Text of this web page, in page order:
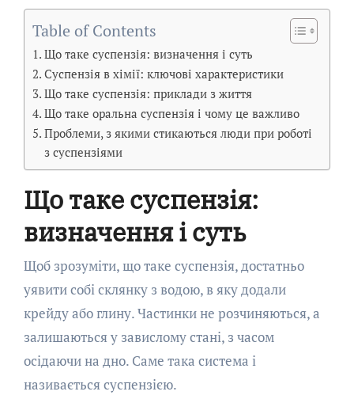
Table of Contents
Що таке суспензія: визначення і суть
Суспензія в хімії: ключові характеристики
Що таке суспензія: приклади з життя
Що таке оральна суспензія і чому це важливо
Проблеми, з якими стикаються люди при роботі
з суспензіями
Що таке суспензія:
визначення і суть
Щоб зрозуміти, що таке суспензія, достатньо
уявити собі склянку з водою, в яку додали
крейду або глину. Частинки не розчиняються, а
залишаються у завислому стані, з часом
осідаючи на дно. Саме така система і
називається суспензією.